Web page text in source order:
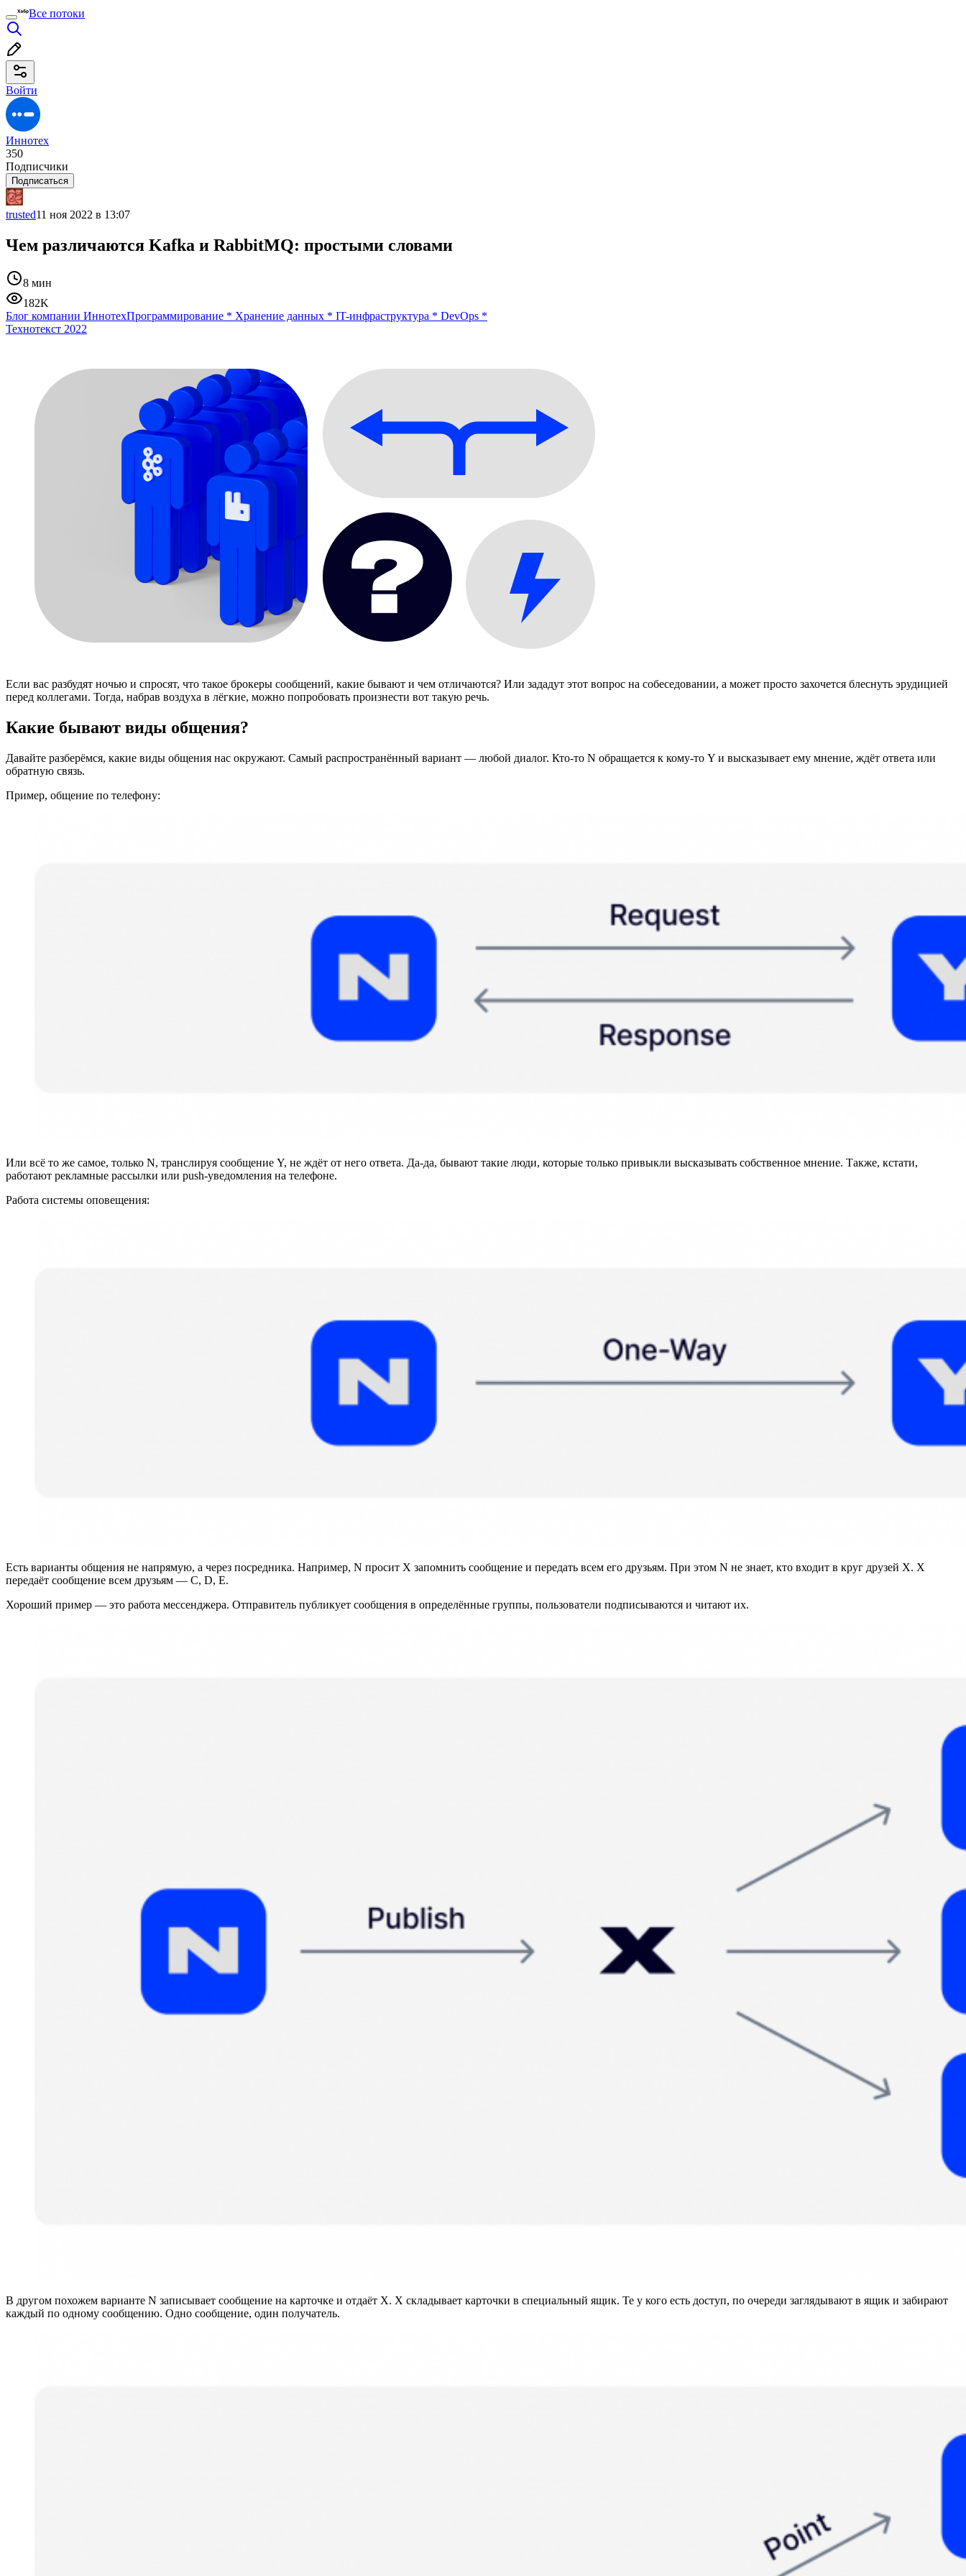
Все потоки
Войти
Иннотех
350
Подписчики
Подписаться
trusted11 ноя 2022 в 13:07
Чем различаются Kafka и RabbitMQ: простыми словами
8 мин
182K
Блог компании ИннотехПрограммирование * Хранение данных * IT-инфраструктура * DevOps *
Технотекст 2022
Если вас разбудят ночью и спросят, что такое брокеры сообщений, какие бывают и чем отличаются? Или зададут этот вопрос на собеседовании, а может просто захочется блеснуть эрудицией
перед коллегами. Тогда, набрав воздуха в лёгкие, можно попробовать произнести вот такую речь.
Какие бывают виды общения?
Давайте разберёмся, какие виды общения нас окружают. Самый распространённый вариант — любой диалог. Кто-то N обращается к кому-то Y и высказывает ему мнение, ждёт ответа или
обратную связь.
Пример, общение по телефону:
Или всё то же самое, только N, транслируя сообщение Y, не ждёт от него ответа. Да-да, бывают такие люди, которые только привыкли высказывать собственное мнение. Также, кстати,
работают рекламные рассылки или push-уведомления на телефоне.
Работа системы оповещения:
Есть варианты общения не напрямую, а через посредника. Например, N просит X запомнить сообщение и передать всем его друзьям. При этом N не знает, кто входит в круг друзей X. X
передаёт сообщение всем друзьям — C, D, E.
Хороший пример — это работа мессенджера. Отправитель публикует сообщения в определённые группы, пользователи подписываются и читают их.
В другом похожем варианте N записывает сообщение на карточке и отдаёт X. X складывает карточки в специальный ящик. Те у кого есть доступ, по очереди заглядывают в ящик и забирают
каждый по одному сообщению. Одно сообщение, один получатель.